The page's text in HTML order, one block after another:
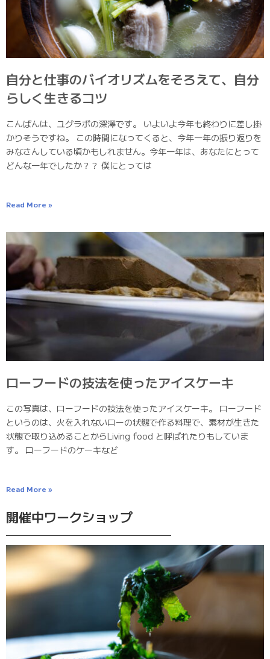
自分と仕事のバイオリズムをそろえて、自分
らしく生きるコツ
こんばんは、ユグラボの深澤です。 いよいよ今年も終わりに差し掛
かりそうですね。 この時間になってくると、今年一年の振り返りを
みなさんしている頃かもしれません。今年一年は、あなたにとって
どんな一年でしたか？？ 僕にとっては
Read More »
ローフードの技法を使ったアイスケーキ
この写真は、ローフードの技法を使ったアイスケーキ。 ローフード
というのは、火を入れないローの状態で作る料理で、素材が生きた
状態で取り込めることからLiving food と呼ばれたりもしていま
す。 ローフードのケーキなど
Read More »
開催中ワークショップ